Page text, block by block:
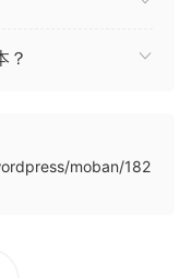
？
moban/182